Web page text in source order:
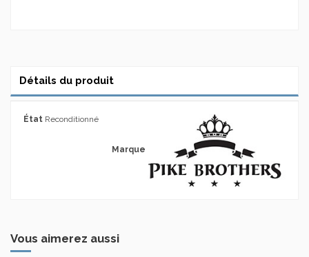
Détails du produit
Marque
État Reconditionné
Vous aimerez aussi